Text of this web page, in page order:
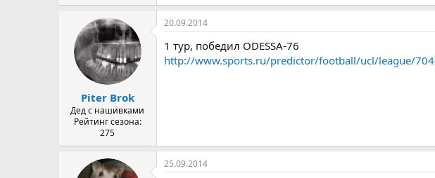
Piter Brok
Дед с нашивками
Рейтинг сезона:
275
20.09.2014
1 тур, победил ODESSA-76
http://www.sports.ru/predictor/football/ucl/league/
25.09.2014